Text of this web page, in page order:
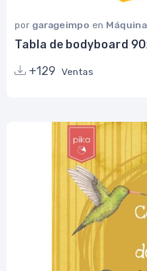
por garageimpo en
Tabla de bodyboard
+129 Ventas